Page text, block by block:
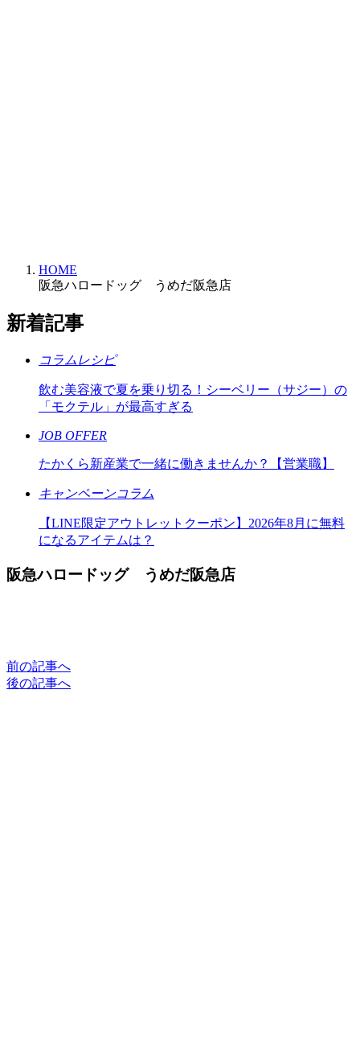
HOME
阪急ハロードッグ うめだ阪急店
新着記事
コラムレシピ
飲む美容液で夏を乗り切る！シーベリー（サジー）の
「モクテル」が最高すぎる
JOB OFFER
たかくら新産業で一緒に働きませんか？【営業職】
キャンペーンコラム
【LINE限定アウトレットクーポン】2026年8月に無料
になるアイテムは？
阪急ハロードッグ うめだ阪急店
前の記事へ
後の記事へ